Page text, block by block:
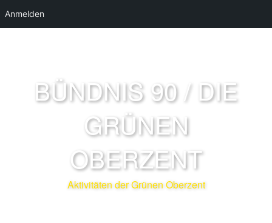
BÜNDNIS 90 / DIE
GRÜNEN
OBERZENT
Aktivitäten der Grünen Oberzent
Anmelden